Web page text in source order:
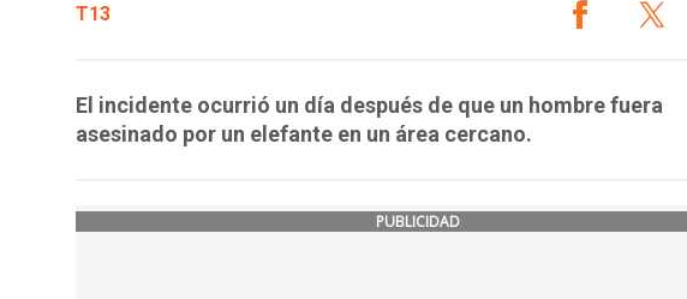
T13
El incidente ocurrió un día después de que un hombre fuera
asesinado por un elefante en un área cercano.
PUBLICIDAD